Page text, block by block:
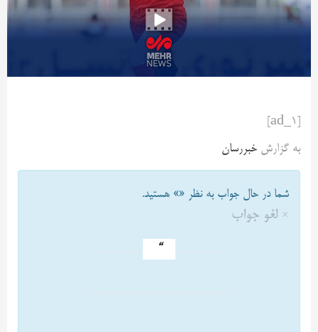
به گزارش خبررسان
شما در حال جواب به نظر «» هستید.
× لغو جواب